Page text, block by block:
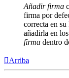
Añadir firma
firma por
correcta en
añadirla en
firma dentro
Arriba